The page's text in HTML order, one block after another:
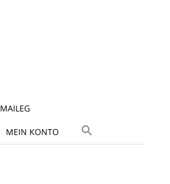
MAILEG
MEIN KONTO